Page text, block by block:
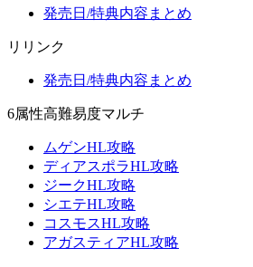
発売日/特典内容まとめ
リリンク
発売日/特典内容まとめ
6属性高難易度マルチ
ムゲンHL攻略
ディアスポラHL攻略
ジークHL攻略
シエテHL攻略
コスモスHL攻略
アガスティアHL攻略